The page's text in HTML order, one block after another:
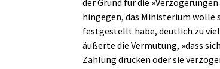
hingegen, das Ministerium wolle
festgestellt habe, deutlich zu
äußerte die Vermutung, »dass
Zahlung drücken oder sie